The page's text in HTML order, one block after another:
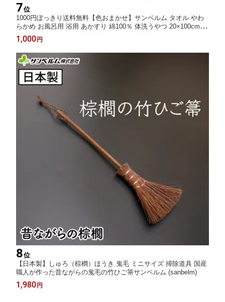
7位
1000円ぽっきり送料無料【色おまかせ】サンベルム タオル やわ
らかめ お風呂用 浴用 あかすり 綿100％ 体洗うやつ 20×100cm 綿
泡立ちボディタオル 1枚 100225
1,000 円
8位
【日本製】しゅろ（棕櫚）ほうき 鬼毛 ミニサイズ 掃除道具 国産
職人が作った昔ながらの鬼毛の竹ひご箒サンベルム (sanbelm)
1,980 円